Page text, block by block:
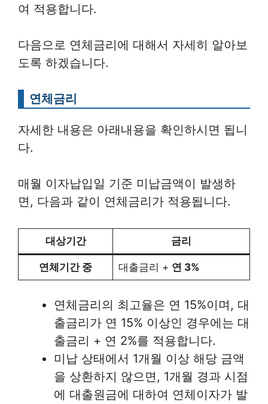
여 적용합니다.
다음으로 연체금리에 대해서 자세히 알아보
도록 하겠습니다.
연체금리
자세한 내용은 아래내용을 확인하시면 됩니
다.
매월 이자납입일 기준 미납금액이 발생하
면, 다음과 같이 연체금리가 적용됩니다.
대상기간 금리
연체기간 중 대출금리 + 연 3%
연체금리의 최고율은 연 15%이며, 대
출금리가 연 15% 이상인 경우에는 대
출금리 + 연 2%를 적용합니다.
미납 상태에서 1개월 이상 해당 금액
을 상환하지 않으면, 1개월 경과 시점
에 대출원금에 대하여 연체이자가 발